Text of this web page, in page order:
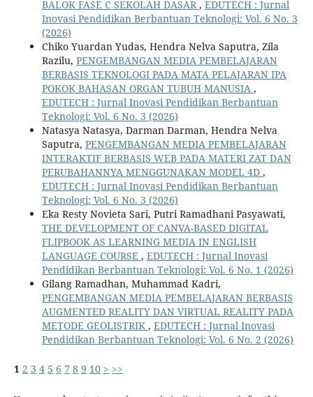
BALOK FASE C SEKOLAH DASAR, EDUTECH : Jurnal
Inovasi Pendidikan Berbantuan Teknologi: Vol. 6 No. 3
(2026)
Chiko Yuardan Yudas, Hendra Nelva Saputra, Zila
Razilu, PENGEMBANGAN MEDIA PEMBELAJARAN
BERBASIS TEKNOLOGI PADA MATA PELAJARAN IPA
POKOK BAHASAN ORGAN TUBUH MANUSIA ,
EDUTECH : Jurnal Inovasi Pendidikan Berbantuan
Teknologi: Vol. 6 No. 3 (2026)
Natasya Natasya, Darman Darman, Hendra Nelva
Saputra, PENGEMBANGAN MEDIA PEMBELAJARAN
INTERAKTIF BERBASIS WEB PADA MATERI ZAT DAN
PERUBAHANNYA MENGGUNAKAN MODEL 4D ,
EDUTECH : Jurnal Inovasi Pendidikan Berbantuan
Teknologi: Vol. 6 No. 3 (2026)
Eka Resty Novieta Sari, Putri Ramadhani Pasyawati,
THE DEVELOPMENT OF CANVA-BASED DIGITAL
FLIPBOOK AS LEARNING MEDIA IN ENGLISH
LANGUAGE COURSE , EDUTECH : Jurnal Inovasi
Pendidikan Berbantuan Teknologi: Vol. 6 No. 1 (2026)
Gilang Ramadhan, Muhammad Kadri,
PENGEMBANGAN MEDIA PEMBELAJARAN BERBASIS
AUGMENTED REALITY DAN VIRTUAL REALITY PADA
METODE GEOLISTRIK , EDUTECH : Jurnal Inovasi
Pendidikan Berbantuan Teknologi: Vol. 6 No. 2 (2026)
1 2 3 4 5 6 7 8 9 10 > >>